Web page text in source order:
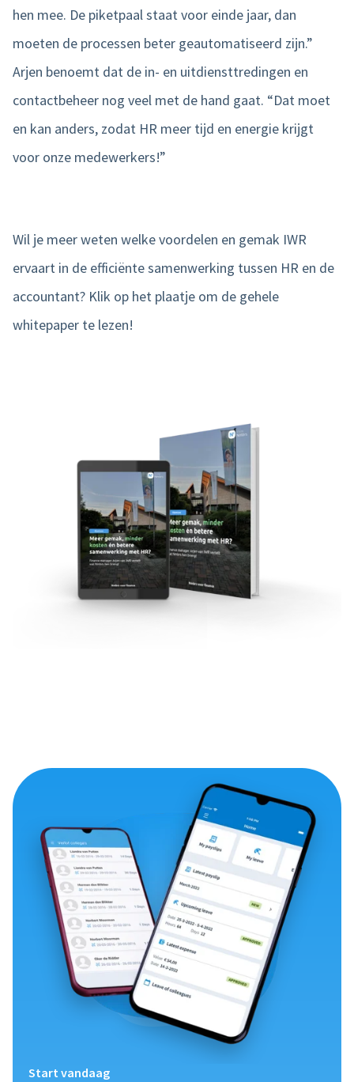
hen mee. De piketpaal staat voor einde jaar, dan
moeten de processen beter geautomatiseerd zijn.”
Arjen benoemt dat de in- en uitdiensttredingen en
contactbeheer nog veel met de hand gaat. “Dat moet
en kan anders, zodat HR meer tijd en energie krijgt
voor onze medewerkers!”
Wil je meer weten welke voordelen en gemak IWR
ervaart in de efficiënte samenwerking tussen HR en de
accountant? Klik op het plaatje om de gehele
whitepaper te lezen!
Start vandaag